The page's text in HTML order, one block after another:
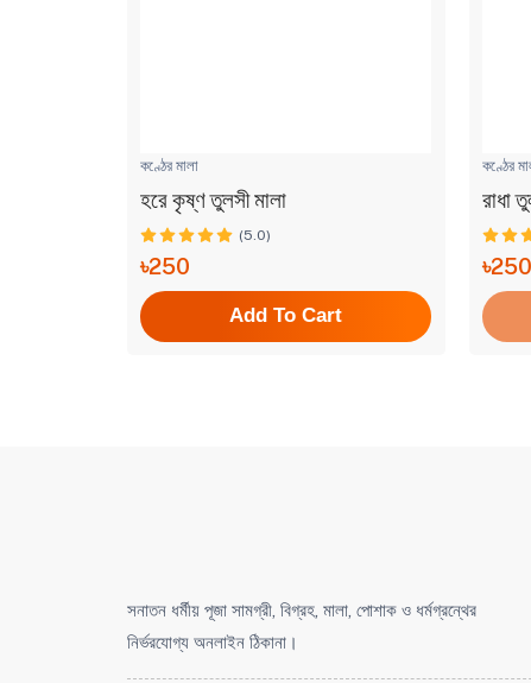
কণ্ঠের মালা
হরে কৃষ্ণ তুলসী মালা
(5.0)
৳250
Add To Cart
কণ্ঠের
রাধা
৳250
সনাতন ধর্মীয় পূজা সামগ্রী, বিগ্রহ, মালা, পোশাক ও ধর্মগ্রন্থের
নির্ভরযোগ্য অনলাইন ঠিকানা।